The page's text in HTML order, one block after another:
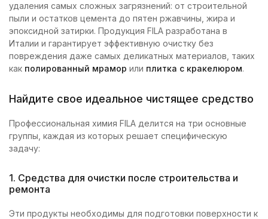
удаления самых сложных загрязнений: от строительной
пыли и остатков цемента до пятен ржавчины, жира и
эпоксидной затирки. Продукция FILA разработана в
Италии и гарантирует эффективную очистку без
повреждения даже самых деликатных материалов, таких
как полированный мрамор или плитка с кракелюром.
Найдите свое идеальное чистящее средство
Профессиональная химия FILA делится на три основные
группы, каждая из которых решает специфическую
задачу:
1. Средства для очистки после строительства и
ремонта
Эти продукты необходимы для подготовки поверхности к